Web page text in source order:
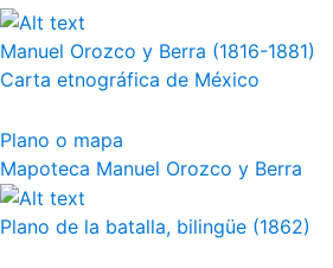
Manuel Orozco y Berra (1816-1881)
Carta etnográfica de México
Plano o mapa
Mapoteca Manuel Orozco y Berra
Plano de la batalla, bilingüe (1862)